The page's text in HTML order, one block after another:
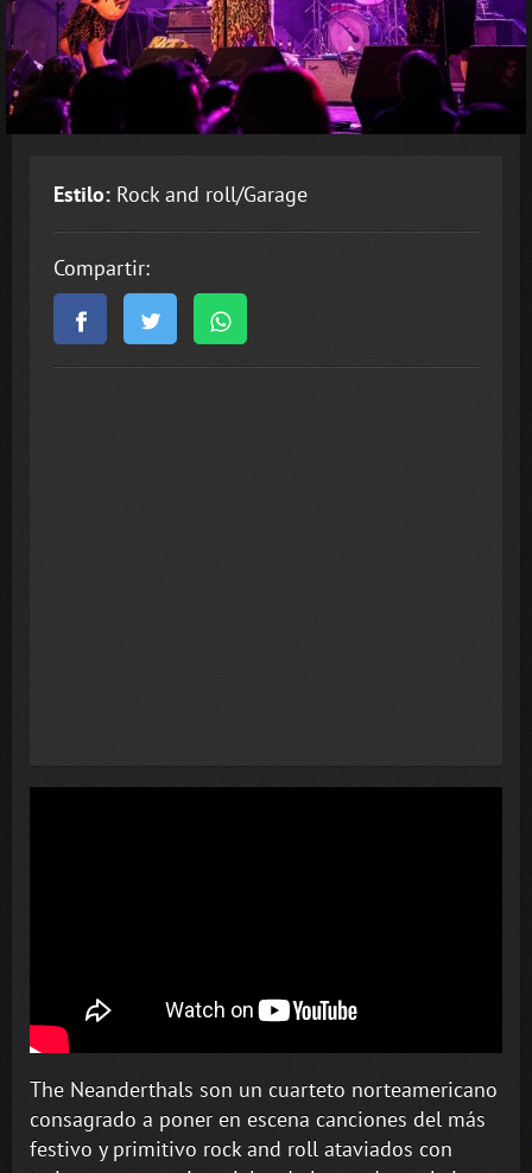
Estilo: Rock and roll/Garage
Compartir:
The Neanderthals son un cuarteto norteamericano
consagrado a poner en escena canciones del más
festivo y primitivo rock and roll ataviados con